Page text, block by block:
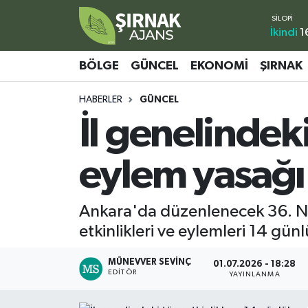
İkindi
BÖLGE GÜNCEL EKONOMI ŞIRNAK
HABERLER GÜNCEL
İl
eylem yasağı
Ankara'da düzenlenecek 36.
etkinlikleri ve eylemleri 14
MÜNEVVER SEVINÇ
EDITÖR
01.07.2026 - 18:28
YAYINLANMA
Bölge
Ekonomi
Şırnak Nöbetçi Eczaneler
Şirnak Namaz Vakitleri
Şırnak Trafik Yoğunluk Haritası
Süper Lig Puan Durumu ve Fikstür
Tüm Manşetler
Son Dakika Haberleri